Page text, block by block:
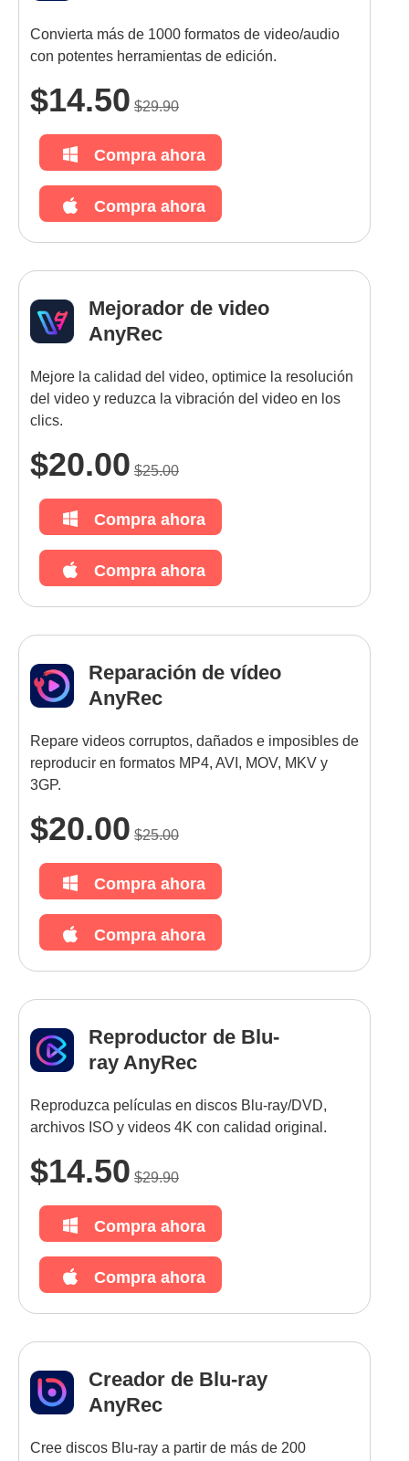
Convierta más de 1000 formatos de video/audio
con potentes herramientas de edición.
$14.50 $29.90
Compra ahora
Compra ahora
Mejorador de video
AnyRec
Mejore la calidad del video, optimice la resolución
del video y reduzca la vibración del video en los
clics.
$20.00 $25.00
Compra ahora
Compra ahora
Reparación de vídeo
AnyRec
Repare videos corruptos, dañados e imposibles de
reproducir en formatos MP4, AVI, MOV, MKV y
3GP.
$20.00 $25.00
Compra ahora
Compra ahora
Reproductor de Blu-
ray AnyRec
Reproduzca películas en discos Blu-ray/DVD,
archivos ISO y videos 4K con calidad original.
$14.50 $29.90
Compra ahora
Compra ahora
Creador de Blu-ray
AnyRec
Cree discos Blu-ray a partir de más de 200